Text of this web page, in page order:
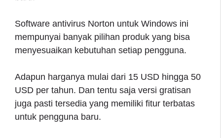
Software antivirus Norton untuk Windows ini
mempunyai banyak pilihan produk yang bisa
menyesuaikan kebutuhan setiap pengguna.
Adapun harganya mulai dari 15 USD hingga 50
USD per tahun. Dan tentu saja versi gratisan
juga pasti tersedia yang memiliki fitur terbatas
untuk pengguna baru.